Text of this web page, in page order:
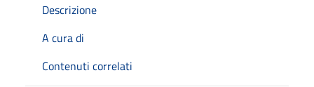
Descrizione
A cura di
Contenuti correlati